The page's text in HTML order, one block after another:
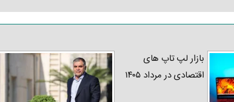
بازار لپ‌ تاپ‌ های
اقتصادی در مرداد ۱۴۰۵